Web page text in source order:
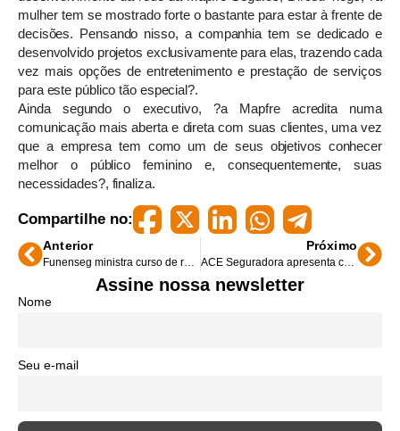
mulher tem se mostrado forte o bastante para estar à frente de
decisões. Pensando nisso, a companhia tem se dedicado e
desenvolvido projetos exclusivamente para elas, trazendo cada
vez mais opções de entretenimento e prestação de serviços
para este público tão especial?.
Ainda segundo o executivo, ?a Mapfre acredita numa
comunicação mais aberta e direta com suas clientes, uma vez
que a empresa tem como um de seus objetivos conhecer
melhor o público feminino e, consequentemente, suas
necessidades?, finaliza.
Compartilhe no:
Anterior
Funenseg ministra curso de resseguros no Rio
Próximo
ACE Seguradora apresenta coberturas específicas para viagem em Gramado
Assine nossa newsletter
Nome
Seu e-mail